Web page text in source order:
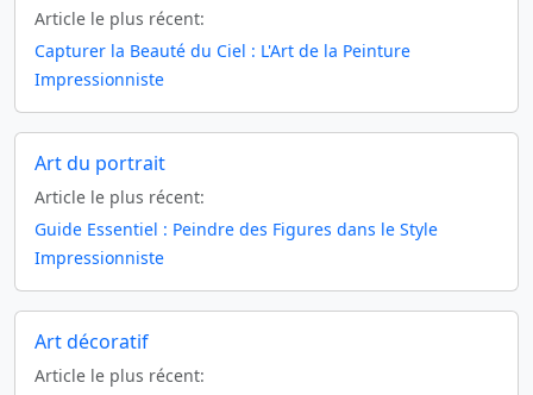
Article le plus récent:
Capturer la Beauté du Ciel : L'Art de la Peinture
Impressionniste
Art du portrait
Article le plus récent:
Guide Essentiel : Peindre des Figures dans le Style
Impressionniste
Art décoratif
Article le plus récent: